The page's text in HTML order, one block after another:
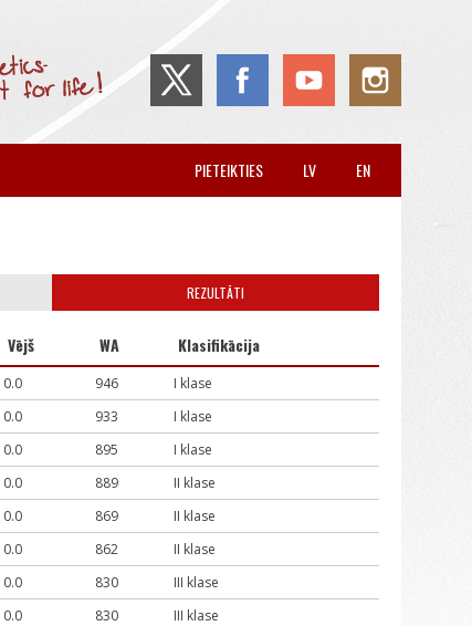
EN
LV
PIETEIKTIES
REZULTĀTI
Vējš WA Klasifikācija
0.0 946
I klase
0.0 933
I klase
0.0 895
I klase
0.0 889
II klase
0.0 869
II klase
0.0 862
II klase
0.0 830
III klase
0.0 830
III klase